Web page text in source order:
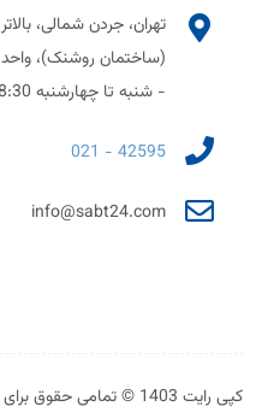
(ساختمان روشنک)، واحد ۲۸، همراه با پارکینگ اختصاصی
- شنبه تا چهارشنبه 8:30 الی 17:30
42595 - 021
info@sabt24.com
کپی رایت 1403 © تمامی حقوق برای هلدینگ ثبتی حقوقی آفریقا محفوظ است.